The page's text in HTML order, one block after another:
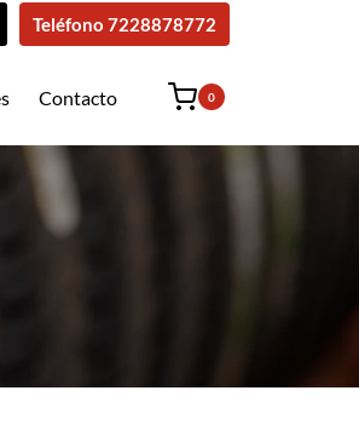
Teléfono 7228878772
Contacto 0